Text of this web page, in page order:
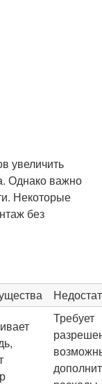
увеличить
Однако важно
Некоторые
без
Требует